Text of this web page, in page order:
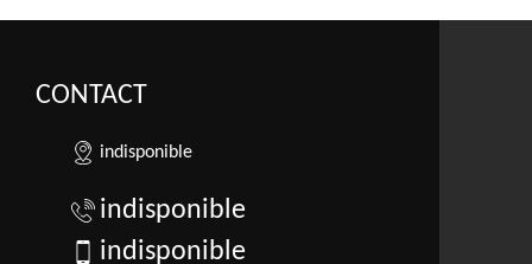
CONTACT
indisponible
indisponible
indisponible